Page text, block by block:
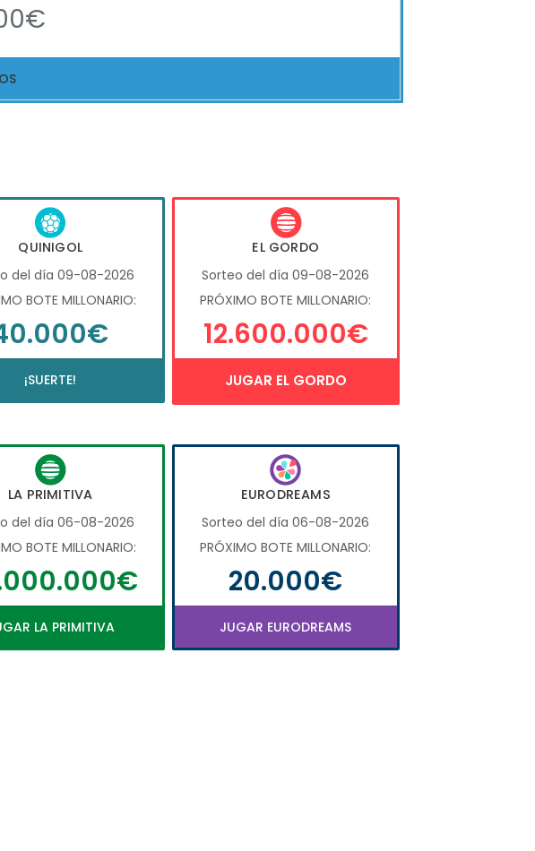
QUINIGOL
del día 09-08-2026
BOTE MILLONARIO:
¡SUERTE!
EL GORDO
Sorteo del día 09-08-2026
PRÓXIMO BOTE MILLONARIO:
12.600.000€
JUGAR EL GORDO
LA PRIMITIVA
del día 06-08-2026
BOTE MILLONARIO:
LA PRIMITIVA
EURODREAMS
Sorteo del día 06-08-2026
PRÓXIMO BOTE MILLONARIO:
20.000€
JUGAR EURODREAMS